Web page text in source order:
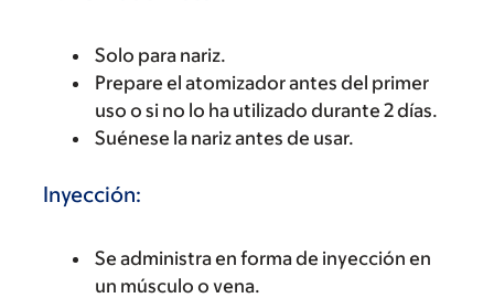
Solo para nariz.
Prepare el atomizador antes del primer
uso o si no lo ha utilizado durante 2 días.
Suénese la nariz antes de usar.
Inyección:
Se administra en forma de inyección en
un músculo o vena.